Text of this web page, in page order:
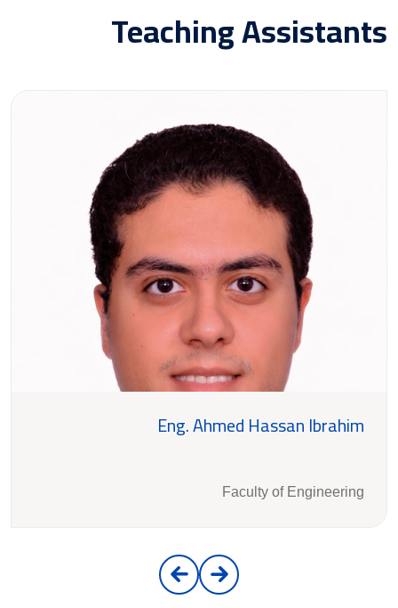
Teaching Assistants
Eng. Ahmed Hassan Ibrahim
Faculty of Engineering